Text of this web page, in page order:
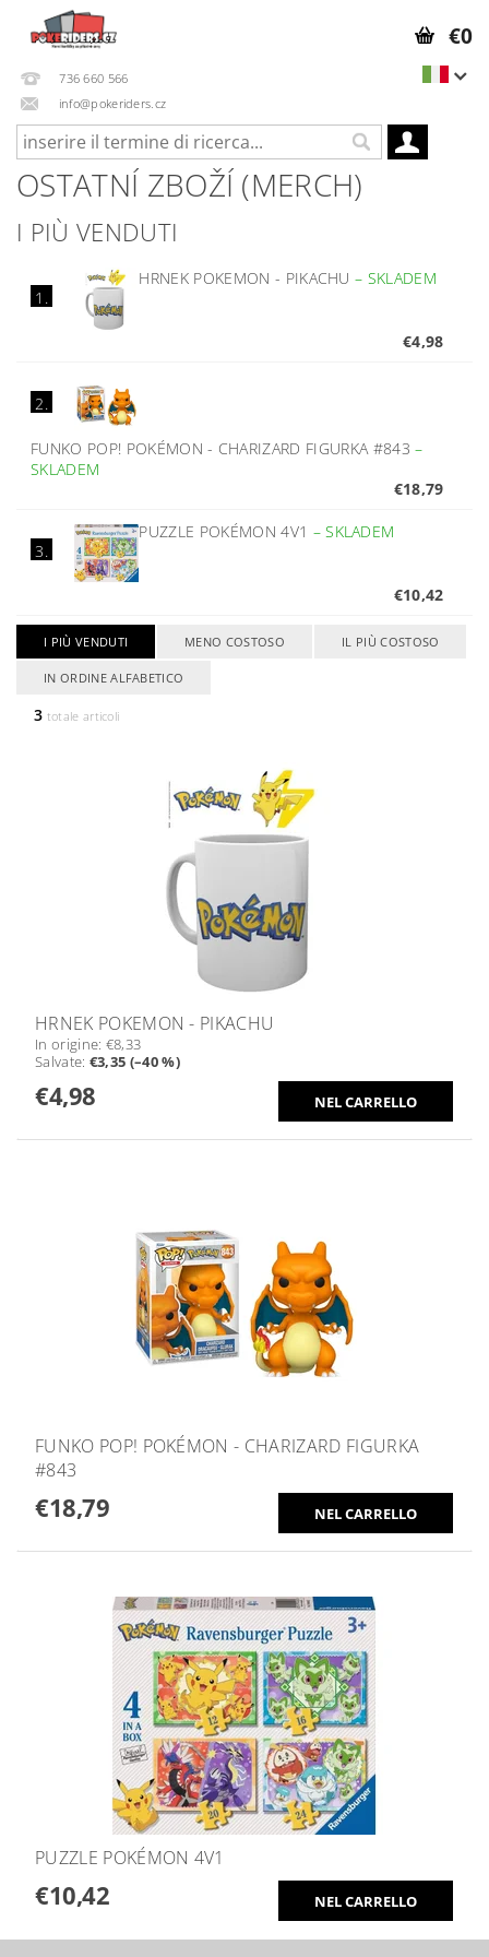
736 660 566
info@pokeriders.cz
€0
OSTATNÍ ZBOŽÍ (MERCH)
I PIÙ VENDUTI
1.
HRNEK POKEMON - PIKACHU– SKLADEM
€4,98
2.
FUNKO POP! POKÉMON - CHARIZARD FIGURKA #843–
SKLADEM
€18,79
3.
PUZZLE POKÉMON 4V1 –SKLADEM
€10,42
I PIÙ VENDUTI MENO COSTOSO IL PIÙ COSTOSO
IN ORDINE ALFABETICO
3 totale articoli
HRNEK POKEMON - PIKACHU
In origine: €8,33
Salvate: €3,35 (–40 %)
€4,98
FUNKO POP! POKÉMON - CHARIZARD FIGURKA
#843
€18,79
PUZZLE POKÉMON 4V1
€10,42